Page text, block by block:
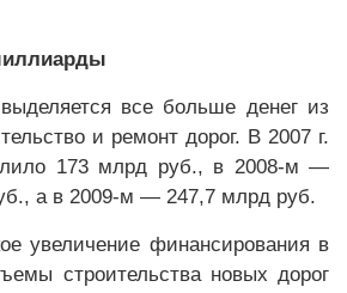
все больше денег из
и ремонт дорог. В 2007 г.
173 млрд руб., в 2008-м —
а в 2009-м — 247,7 млрд руб.
увеличение финансирования в
строительства новых дорог